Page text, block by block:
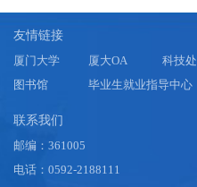
友情链接
厦门大学 厦大OA 科技处
图书馆
毕业生就业指导中心
联系我们
邮编：361005
电话：0592-2188111